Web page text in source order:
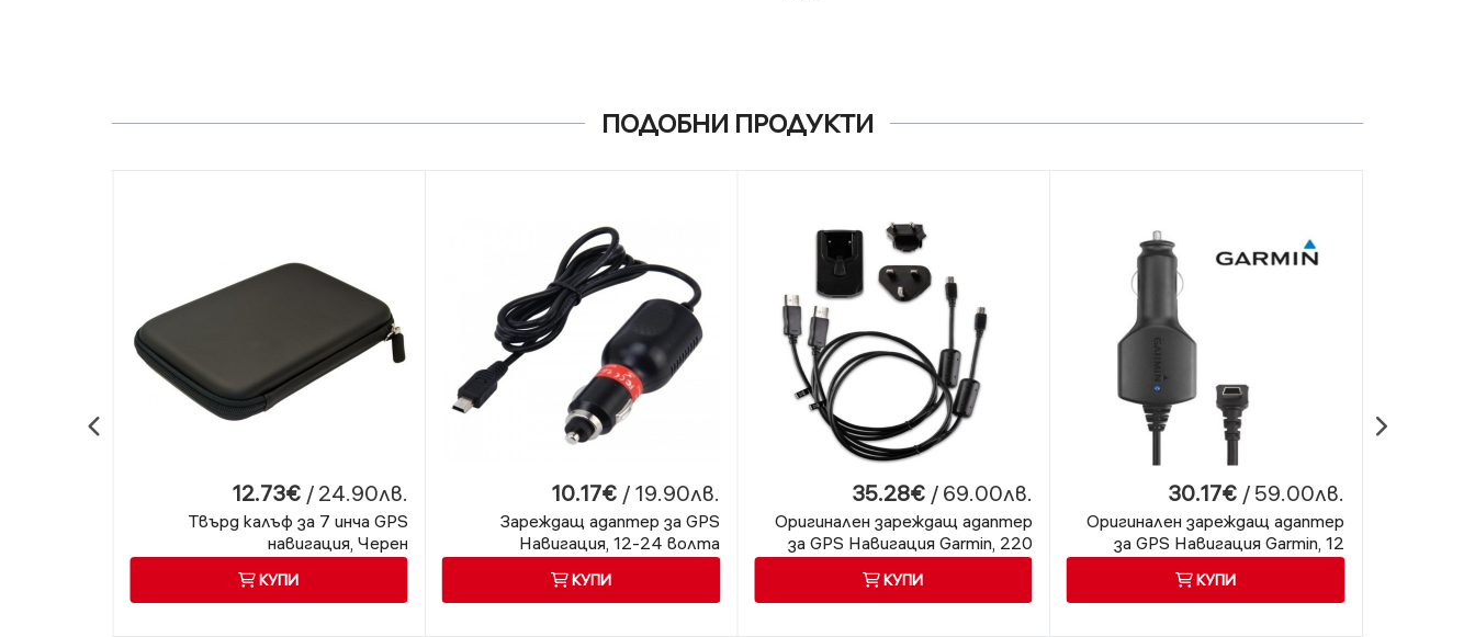
ПОДОБНИ ПРОДУКТИ
12.73€ / 24.90лв.
Твърд калъф за 7 инча GPS
навигация, Черен
КУПИ
10.17€ / 19.90лв.
Зареждащ адаптер за GPS
Навигация, 12-24 волта
КУПИ
35.28€ / 69.00лв.
Оригинален зареждащ адаптер
за GPS Навигация Garmin, 220
волта
КУПИ
30.17€ / 59.00лв.
Оригинален зареждащ адаптер
за GPS Навигация Garmin, 12
волта
КУПИ